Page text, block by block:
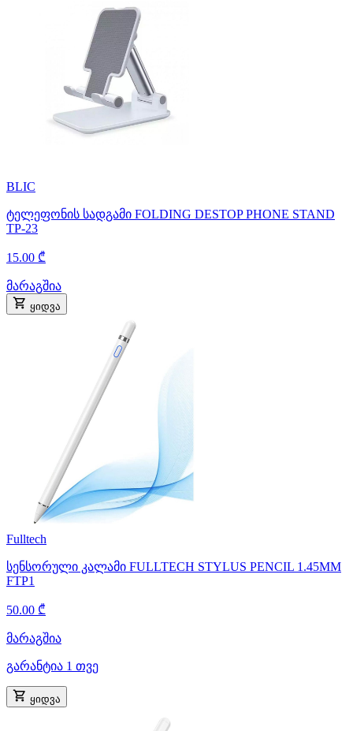
BLIC
ტელეფონის სადგამი FOLDING DESTOP PHONE STAND
TP-23
15.00 ₾
მარაგშია
ყიდვა
Fulltech
სენსორული კალამი FULLTECH STYLUS PENCIL 1.45MM
FTP1
50.00 ₾
მარაგშია
გარანტია 1 თვე
ყიდვა